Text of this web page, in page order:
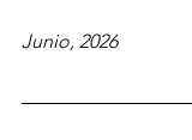
Junio, 2026